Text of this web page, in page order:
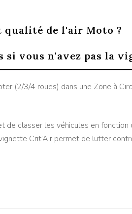
de l'air Moto ?
si vous n'avez pas la
(2/3/4 roues) dans une Zone à
de classer les véhicules en
Crit’Air permet de lutter